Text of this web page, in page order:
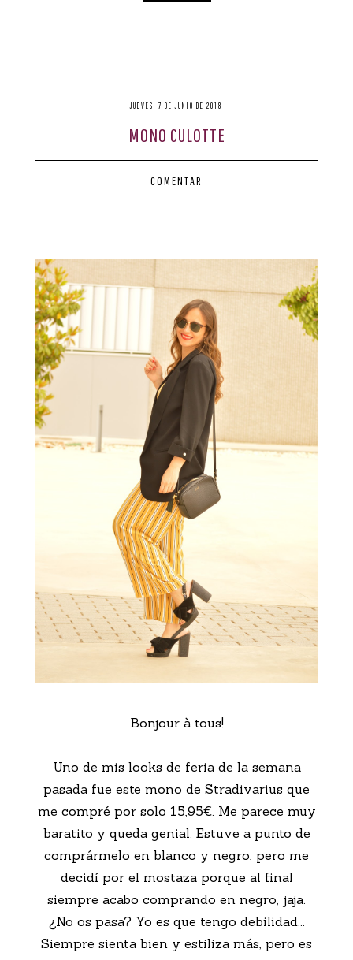
JUEVES, 7 DE JUNIO DE 2018
MONO CULOTTE
COMENTAR
Bonjour à tous!
Uno de mis looks de feria de la semana
pasada fue este mono de Stradivarius que
me compré por solo 15,95€. Me parece muy
baratito y queda genial. Estuve a punto de
comprármelo en blanco y negro, pero me
decidí por el mostaza porque al final
siempre acabo comprando en negro, jaja.
¿No os pasa? Yo es que tengo debilidad...
Siempre sienta bien y estiliza más, pero es